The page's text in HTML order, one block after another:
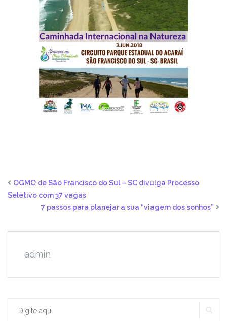
OGMO de São Francisco do Sul – SC divulga Processo
Seletivo com 37 vagas
7 passos para planejar a sua “viagem dos sonhos”
admin
Procurar: